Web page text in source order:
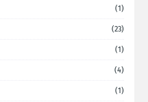
(1)
(23)
(1)
(4)
(1)